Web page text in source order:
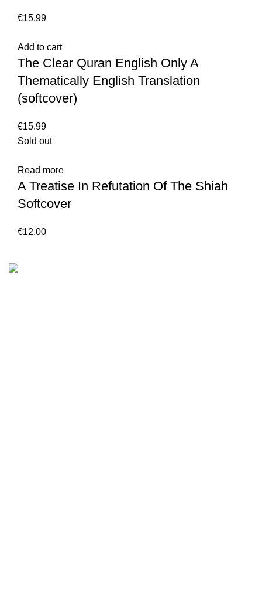
€
Add to cart
The Clear Quran English Only A
Thematically English Translation
(softcover)
€
Sold out
Read more
A Treatise In Refutation Of The Shiah
Softcover
€